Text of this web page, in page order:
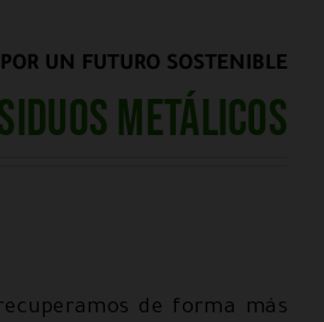
UN FUTURO SOSTENIBLE
metálicos
de forma más